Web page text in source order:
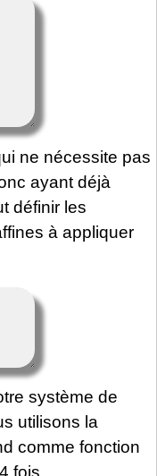
ne nécessite pas
ayant déjà
définir les
à appliquer
système de
utilisons la
comme fonction
fois,